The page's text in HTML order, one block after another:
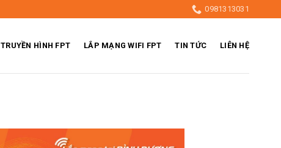
0981313031
TRUYỀN HÌNH FPT LẮP MẠNG WIFI FPT TIN TỨC LIÊN HỆ